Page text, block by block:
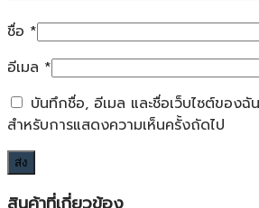
ชื่อ *
อีเมล *
บันทึกชื่อ, อีเมล และชื่อเว็บไซต์ของฉั
สำหรับการแสดงความเห็นครั้งถัดไป